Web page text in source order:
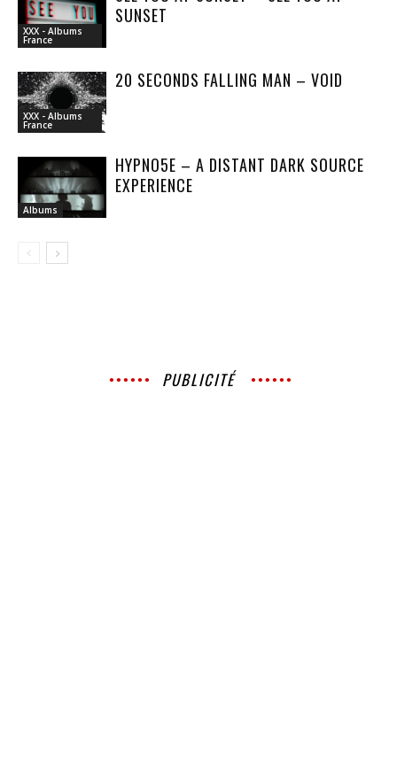
XXX - Albums
France
SUNSET
XXX - Albums
France
20 SECONDS FALLING MAN – VOID
Albums
HYPNO5E – A DISTANT DARK SOURCE
EXPERIENCE
PUBLICITÉ